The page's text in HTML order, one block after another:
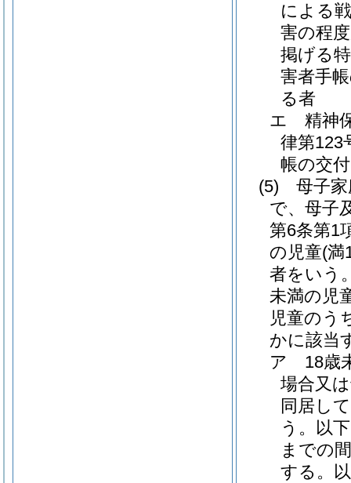
による
害の程
掲げる
害者手
る者
エ
精神
律第123
帳の交
(5)
母子
で、母子
第6条第1
の児童(満
者をいう
未満の児
児童のう
かに該当
ア
18歳
場合又
同居し
う。以
までの
する。